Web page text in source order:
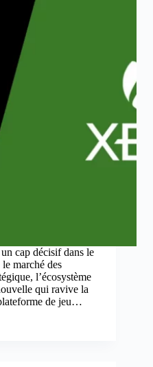
cap décisif dans le
marché des
l’écosystème
qui ravive la
de jeu…